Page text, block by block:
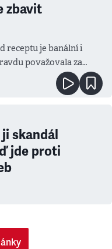
zbavit
receptu je banální i
považovala za
skandál
jde proti